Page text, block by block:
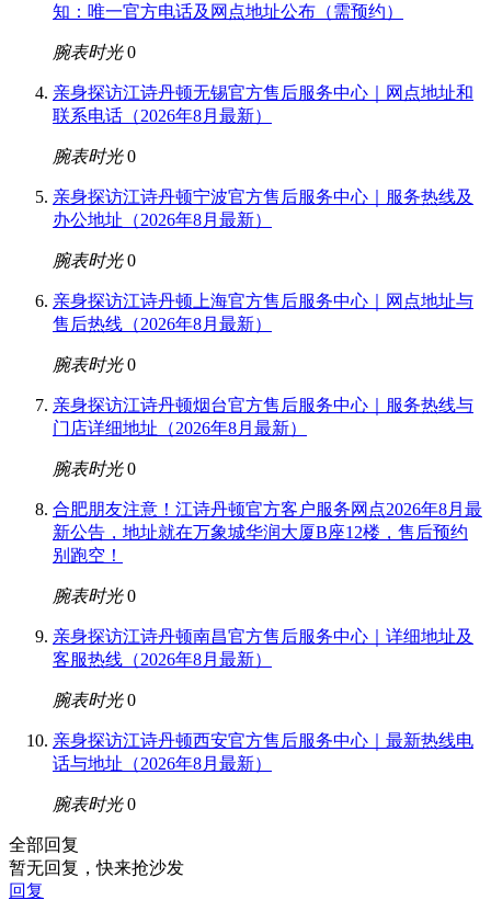
知：唯一官方电话及网点地址公布（需预约）
腕表时光 0
亲身探访江诗丹顿无锡官方售后服务中心｜网点地址和
联系电话（2026年8月最新）
腕表时光 0
亲身探访江诗丹顿宁波官方售后服务中心｜服务热线及
办公地址（2026年8月最新）
腕表时光 0
亲身探访江诗丹顿上海官方售后服务中心｜网点地址与
售后热线（2026年8月最新）
腕表时光 0
亲身探访江诗丹顿烟台官方售后服务中心｜服务热线与
门店详细地址（2026年8月最新）
腕表时光 0
合肥朋友注意！江诗丹顿官方客户服务网点2026年8月最
新公告，地址就在万象城华润大厦B座12楼，售后预约
别跑空！
腕表时光 0
亲身探访江诗丹顿南昌官方售后服务中心｜详细地址及
客服热线（2026年8月最新）
腕表时光 0
亲身探访江诗丹顿西安官方售后服务中心｜最新热线电
话与地址（2026年8月最新）
腕表时光 0
全部回复
暂无回复，快来抢沙发
回复